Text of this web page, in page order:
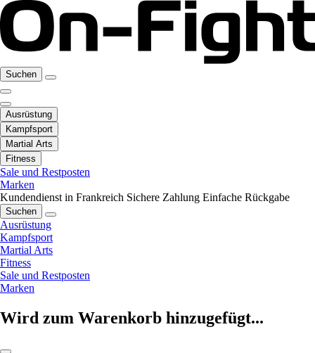
Suchen
Ausrüstung
Kampfsport
Martial Arts
Fitness
Sale und Restposten
Marken
Kundendienst in Frankreich Sichere Zahlung Einfache Rückgabe
Suchen
Ausrüstung
Kampfsport
Martial Arts
Fitness
Sale und Restposten
Marken
Wird zum Warenkorb hinzugefügt...